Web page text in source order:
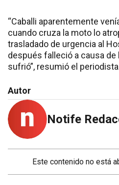
“Caballi aparentemente
cuando cruza la moto lo
trasladado de urgencia al
después falleció a causa de
sufrió”, resumió el
Autor
Notife
Este contenido no está